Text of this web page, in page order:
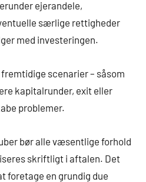
ejerandele,
særlige rettigheder
med investeringen.
scenarier – såsom
kapitalrunder, exit eller
problemer.
bør alle væsentlige forhold
skriftligt i aftalen. Det
foretage en grundig due